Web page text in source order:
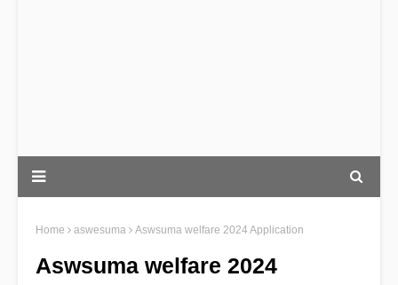
Home aswesuma Aswsuma welfare 2024 Application
Aswsuma welfare 2024